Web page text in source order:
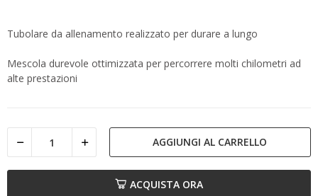
Tubolare da allenamento realizzato per durare a lungo
Mescola durevole ottimizzata per percorrere molti chilometri ad
alte prestazioni
AGGIUNGI AL CARRELLO
ACQUISTA ORA